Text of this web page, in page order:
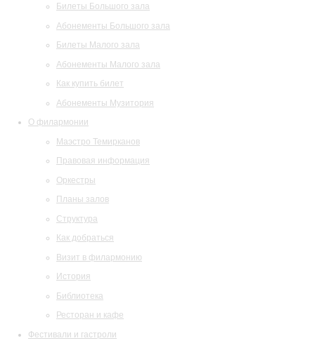
Билеты Большого зала
Абонементы Большого зала
Билеты Малого зала
Абонементы Малого зала
Как купить билет
Абонементы Музитория
О филармонии
Маэстро Темирканов
Правовая информация
Оркестры
Планы залов
Структура
Как добраться
Визит в филармонию
История
Библиотека
Ресторан и кафе
Фестивали и гастроли